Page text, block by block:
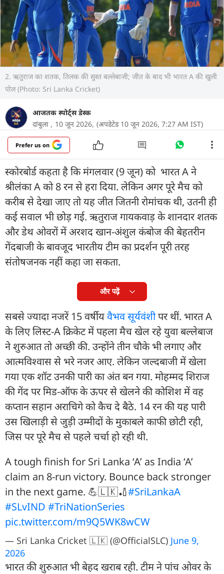
2. ऋतुराज का शतक, तिलक की सुस्त बल्लेबाजी; जीत के बाद भी भारत A की खुली
पोल (Photo: Sri Lanka Cricket)
आजतक स्पोर्ट्स डेस्क
दांबुला , 10 जून 2026, (अपडेटेड 10 जून 2026, 7:27 AM IST)
Prefer us on
स्कोरबोर्ड कहता है कि मंगलवार (9 जून) को भारत A ने
श्रीलंका A को 8 रन से हरा दिया. लेकिन अगर पूरे मैच को
करीब से देखा जाए तो यह जीत जितनी रोमांचक थी, उतनी ही
कई सवाल भी छोड़ गई. ऋतुराज गायकवाड़ के शानदार शतक
और डेथ ओवरों में अरशद खान-अंशुल कंबोज की बेहतरीन
गेंदबाजी के बावजूद भारतीय टीम का प्रदर्शन पूरी तरह
संतोषजनक नहीं कहा जा सकता.
और पढ़ें
सबसे ज्यादा नजरें 15 वर्षीयवैभव सूर्यवंशीपर थीं. भारत A
के लिए लिस्ट-A क्रिकेट में पहला मैच खेल रहे युवा बल्लेबाज
ने शुरुआत तो अच्छी की. उन्होंने तीन चौके भी लगाए और
आत्मविश्वास से भरे नजर आए. लेकिन जल्दबाजी में खेला
गया एक शॉट उनकी पारी का अंत बन गया. मोहम्मद शिराज
की गेंद पर मिड-ऑफ के ऊपर से खेलने की कोशिश में वह
कप्तान सहान अराचिगे को कैच दे बैठे. 14 रन की यह पारी
उस खिलाड़ी से जुड़ी उम्मीदों के मुकाबले काफी छोटी रही,
जिस पर पूरे मैच से पहले चर्चा हो रही थी.
A tough finish for Sri Lanka ‘A’ as India ‘A’
claim an 8-run victory. Bounce back stronger
in the next game. 💪🇱🇰🏏#SriLankaA
#SLvIND #TriNationSeries
pic.twitter.com/m9Q5WK8wCW
— Sri Lanka Cricket 🇱🇰 (@OfficialSLC) June 9,
2026
भारत की शुरुआत भी बेहद खराब रही. टीम ने पांच ओवर के